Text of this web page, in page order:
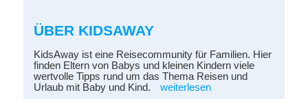
ÜBER KIDSAWAY
KidsAway ist eine Reisecommunity für Familien. Hier
finden Eltern von Babys und kleinen Kindern viele
wertvolle Tipps rund um das Thema Reisen und
Urlaub mit Baby und Kind.
weiterlesen